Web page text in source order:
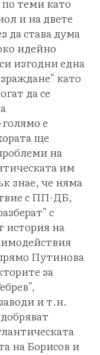
теми като
и на двете
става дума
идейно
изгодни една
като
да се
е
ще
на
им
знае, че няма
с ПП-ДБ,
с
история на
Путинова
за
и т.н.
на Борисов и